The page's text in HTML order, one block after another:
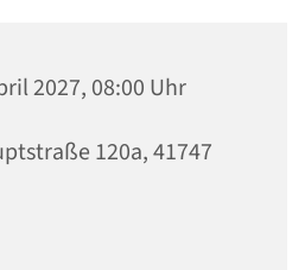
2027, 08:00 Uhr
120a, 41747